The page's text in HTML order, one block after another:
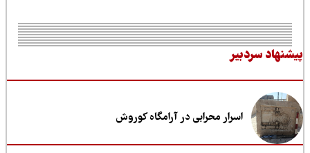
سردبیر
اسرار محرابی در آرامگاه کوروش